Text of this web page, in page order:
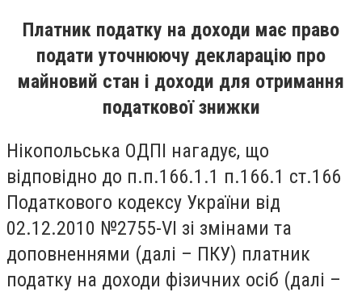
Платник податку на доходи має право
подати уточнюючу декларацію про
майновий стан і доходи для отримання
податкової знижки
Нікопольська ОДПІ нагадує, що
відповідно до п.п.166.1.1 п.166.1 ст.166
Податкового кодексу України від
02.12.2010 №2755-VI зі змінами та
доповненнями (далі – ПКУ) платник
податку на доходи фізичних осіб (далі –